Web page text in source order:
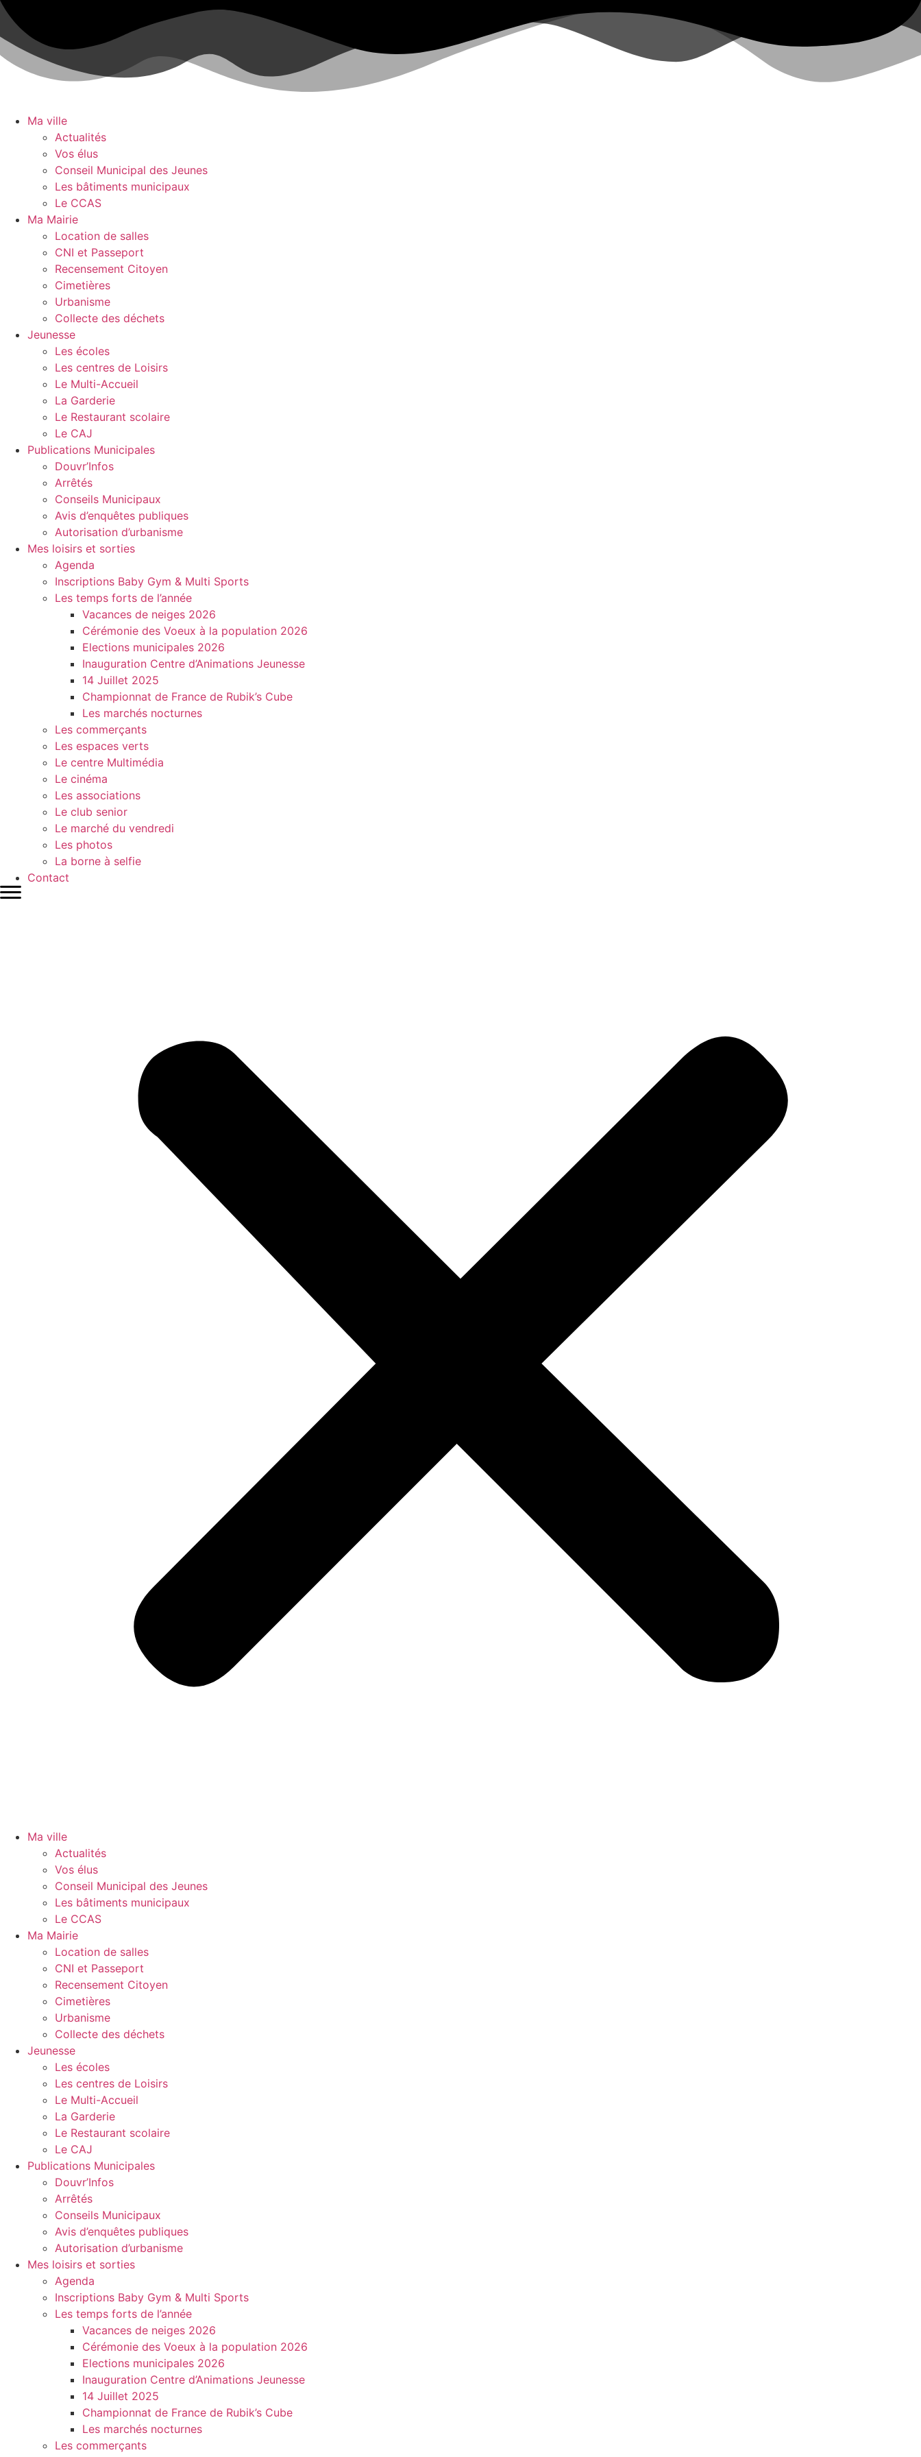
Aller
contenu
Ma ville
Actualités
Vos élus
Conseil Municipal des Jeunes
Les bâtiments municipaux
Le CCAS
Ma Mairie
Location de salles
CNI et Passeport
Recensement Citoyen
Cimetières
Urbanisme
Collecte des déchets
Jeunesse
Les écoles
Les centres de Loisirs
Le Multi-Accueil
La Garderie
Le Restaurant scolaire
Le CAJ
Publications Municipales
Douvr’Infos
Arrêtés
Conseils Municipaux
Avis d’enquêtes publiques
Autorisation d’urbanisme
Mes loisirs et sorties
Agenda
Inscriptions Baby Gym & Multi Sports
Les temps forts de l’année
Vacances de neiges 2026
Cérémonie des Voeux à la population 2026
Elections municipales 2026
Inauguration Centre d’Animations Jeunesse
14 Juillet 2025
Championnat de France de Rubik’s Cube
Les marchés nocturnes
Les commerçants
Les espaces verts
Le centre Multimédia
Le cinéma
Les associations
Le club senior
Le marché du vendredi
Les photos
La borne à selfie
Contact
Ma ville
Actualités
Vos élus
Conseil Municipal des Jeunes
Les bâtiments municipaux
Le CCAS
Ma Mairie
Location de salles
CNI et Passeport
Recensement Citoyen
Cimetières
Urbanisme
Collecte des déchets
Jeunesse
Les écoles
Les centres de Loisirs
Le Multi-Accueil
La Garderie
Le Restaurant scolaire
Le CAJ
Publications Municipales
Douvr’Infos
Arrêtés
Conseils Municipaux
Avis d’enquêtes publiques
Autorisation d’urbanisme
Mes loisirs et sorties
Agenda
Inscriptions Baby Gym & Multi Sports
Les temps forts de l’année
Vacances de neiges 2026
Cérémonie des Voeux à la population 2026
Elections municipales 2026
Inauguration Centre d’Animations Jeunesse
14 Juillet 2025
Championnat de France de Rubik’s Cube
Les marchés nocturnes
Les commerçants